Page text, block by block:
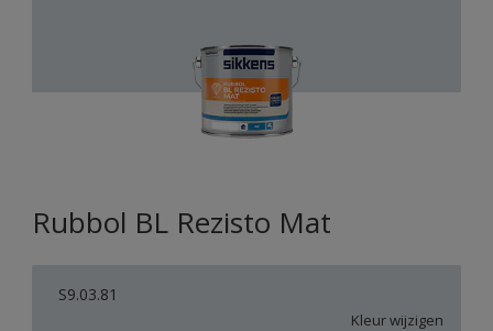
Rubbol BL Rezisto Mat
S9.03.81
Kleur wijzigen